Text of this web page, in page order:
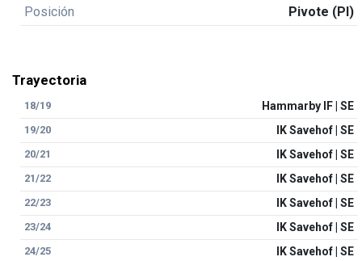
Posición
Pivote (PI)
Trayectoria
18/19 Hammarby IF | SE
19/20 IK Savehof | SE
20/21 IK Savehof | SE
21/22 IK Savehof | SE
22/23 IK Savehof | SE
23/24 IK Savehof | SE
24/25 IK Savehof | SE